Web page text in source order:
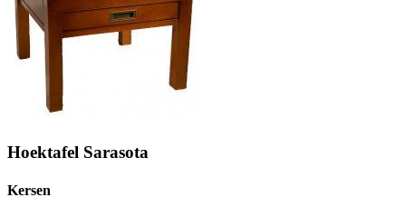
Hoektafel Sarasota
Kersen